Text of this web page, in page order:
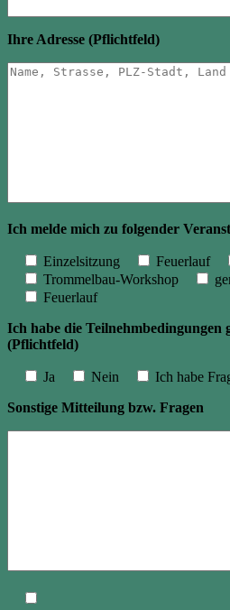
Ihre Adresse (Pflichtfeld)
Ich melde mich zu folgender
Einzelsitzung Feuerlauf
Trommelbau-Workshop
Feuerlauf
Ich habe die Teilnehmbedingungen
(Pflichtfeld)
Ja Nein
Ich habe
Sonstige Mitteilung bzw. Fragen